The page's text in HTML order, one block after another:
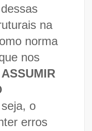
na
norma
nos
o
erros